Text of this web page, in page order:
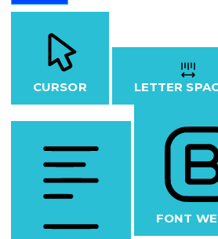
CURSOR LETTER
FONT